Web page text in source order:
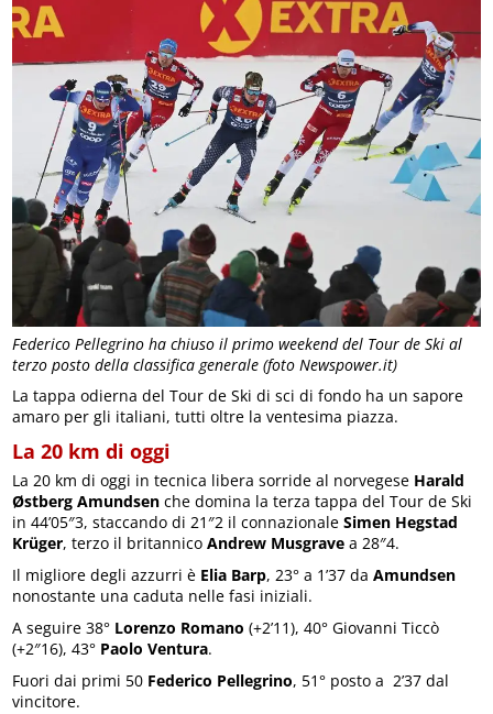
Federico Pellegrino ha chiuso il primo weekend del Tour de Ski al
terzo posto della classifica generale (foto Newspower.it)
La tappa odierna del Tour de Ski di sci di fondo ha un sapore
amaro per gli italiani, tutti oltre la ventesima piazza.
La 20 km di oggi
La 20 km di oggi in tecnica libera sorride al norvegese Harald
Østberg Amundsen che domina la terza tappa del Tour de Ski
in 44’05″3, staccando di 21″2 il connazionaleSimen Hegstad
Krüger, terzo il britannicoAndrew Musgrave a 28″4.
Il migliore degli azzurri è Elia Barp, 23° a 1’37 daAmundsen
nonostante una caduta nelle fasi iniziali.
A seguire 38° Lorenzo Romano (+2’11), 40° Giovanni Ticcò
(+2″16), 43° Paolo Ventura.
Fuori dai primi 50 Federico Pellegrino, 51° posto a 2’37 dal
vincitore.